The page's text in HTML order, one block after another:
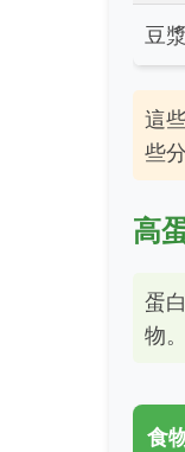
豆
這
些
高
蛋
物。
食